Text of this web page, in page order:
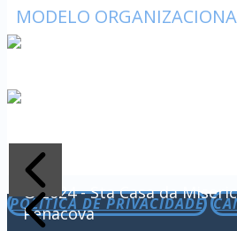
MODELO
POLÍTICA DE PRIVACIDADE
© 2024 - Sta Casa da
Penacova